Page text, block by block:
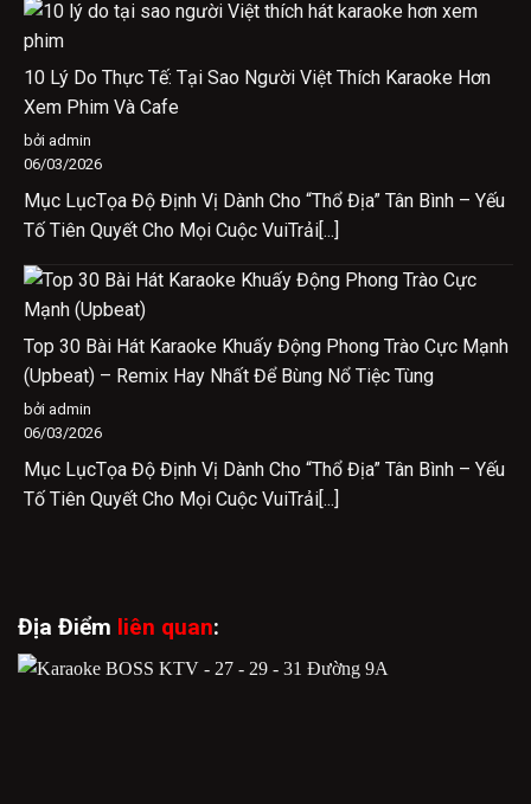
10 Lý Do Thực Tế: Tại Sao Người Việt Thích Karaoke Hơn
Xem Phim Và Cafe
bởi admin
06/03/2026
Mục LụcTọa Độ Định Vị Dành Cho “Thổ Địa” Tân Bình – Yếu
Tố Tiên Quyết Cho Mọi Cuộc VuiTrải[...]
Top 30 Bài Hát Karaoke Khuấy Động Phong Trào Cực Mạnh
(Upbeat) – Remix Hay Nhất Để Bùng Nổ Tiệc Tùng
bởi admin
06/03/2026
Mục LụcTọa Độ Định Vị Dành Cho “Thổ Địa” Tân Bình – Yếu
Tố Tiên Quyết Cho Mọi Cuộc VuiTrải[...]
Địa Điểm liên quan: